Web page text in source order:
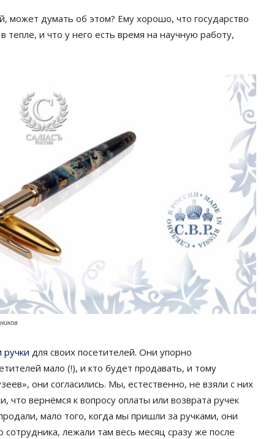
может думать об этом? Ему хорошо, что государство
тепле, и что у него есть время на научную работу,
для своих посетителей. Они упорно
мало (!), и кто будет продавать, и тому
они согласились. Мы, естественно, не взяли с них
что вернёмся к вопросу оплаты или возврата ручек
мало того, когда мы пришли за ручками, они
лежали там весь месяц сразу же после